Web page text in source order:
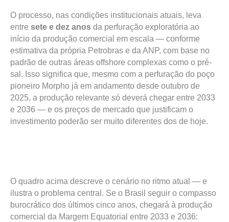
O processo, nas condições institucionais atuais, leva
entre sete e dez anos da perfuração exploratória ao
início da produção comercial em escala — conforme
estimativa da própria Petrobras e da ANP, com base no
padrão de outras áreas offshore complexas como o pré-
sal. Isso significa que, mesmo com a perfuração do poço
pioneiro Morpho já em andamento desde outubro de
2025, a produção relevante só deverá chegar entre 2033
e 2036 — e os preços de mercado que justificam o
investimento poderão ser muito diferentes dos de hoje.
O quadro acima descreve o cenário no ritmo atual — e
ilustra o problema central. Se o Brasil seguir o compasso
burocrático dos últimos cinco anos, chegará à produção
comercial da Margem Equatorial entre 2033 e 2036: